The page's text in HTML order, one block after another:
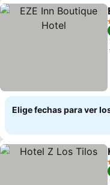
Elige fechas para ver